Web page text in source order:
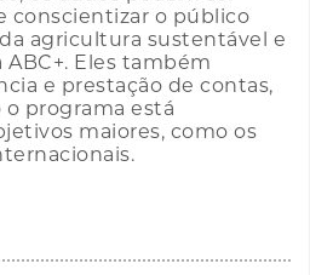
conscientizar o público
agricultura sustentável e
Eles também
e prestação de contas,
programa está
maiores, como os